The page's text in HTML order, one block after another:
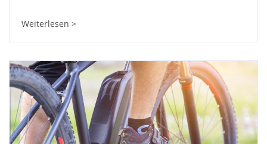
Weiterlesen >